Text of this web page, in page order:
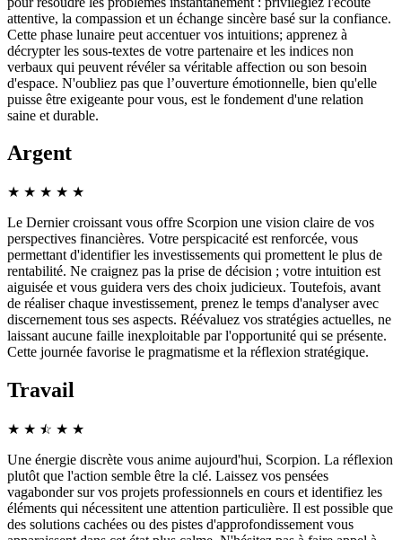
attentive, la compassion et un échange sincère basé sur la confiance.
Cette phase lunaire peut accentuer vos intuitions; apprenez à
décrypter les sous-textes de votre partenaire et les indices non
verbaux qui peuvent révéler sa véritable affection ou son besoin
d'espace. N'oubliez pas que l’ouverture émotionnelle, bien qu'elle
puisse être exigeante pour vous, est le fondement d'une relation
saine et durable.
Argent
★ ★ ★ ★ ★
Le Dernier croissant vous offre Scorpion une vision claire de vos
perspectives financières. Votre perspicacité est renforcée, vous
permettant d'identifier les investissements qui promettent le plus de
rentabilité. Ne craignez pas la prise de décision ; votre intuition est
aiguisée et vous guidera vers des choix judicieux. Toutefois, avant
de réaliser chaque investissement, prenez le temps d'analyser avec
discernement tous ses aspects. Réévaluez vos stratégies actuelles, ne
laissant aucune faille inexploitable par l'opportunité qui se présente.
Cette journée favorise le pragmatisme et la réflexion stratégique.
Travail
★ ★ ☆
★ ★ ★
Une énergie discrète vous anime aujourd'hui, Scorpion. La réflexion
plutôt que l'action semble être la clé. Laissez vos pensées
vagabonder sur vos projets professionnels en cours et identifiez les
éléments qui nécessitent une attention particulière. Il est possible que
des solutions cachées ou des pistes d'approfondissement vous